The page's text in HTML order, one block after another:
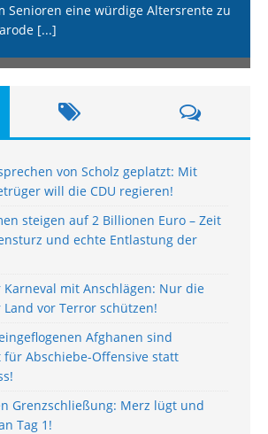
Senioren eine würdige Altersrente zu
[...]
von Scholz geplatzt: Mit
will die CDU regieren!
steigen auf 2 Billionen Euro – Zeit
und echte Entlastung der
Karneval mit Anschlägen: Nur die
vor Terror schützen!
Afghanen sind
für Abschiebe-Offensive statt
Grenzschließung: Merz lügt und
Tag 1!